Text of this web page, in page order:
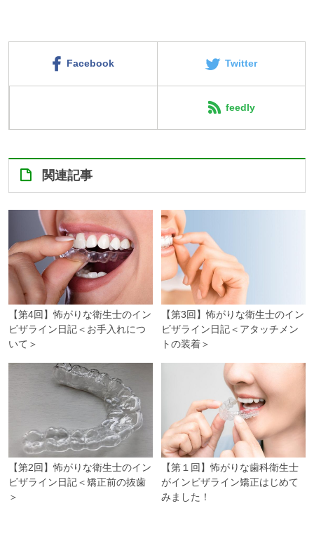
Facebook Twitter
feedly
関連記事
【第4回】怖がりな衛生士のイン
ビザライン日記＜お手入れにつ
いて＞
【第3回】怖がりな衛生士のイン
ビザライン日記＜アタッチメン
トの装着＞
【第2回】怖がりな衛生士のイン
ビザライン日記＜矯正前の抜歯
＞
【第１回】怖がりな歯科衛生士
がインビザライン矯正はじめて
みました！